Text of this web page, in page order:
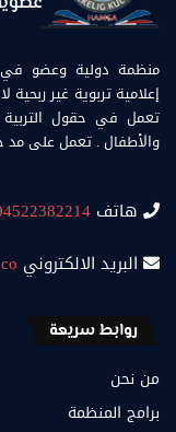
منظمة دولية وعضو في
إعلامية تربوية غير
تعمل في حقول التربية
والأطفال . تعمل على مد
هاتف
البريد الالكتروني
روابط سريعة
من نحن
برامج المنظمة